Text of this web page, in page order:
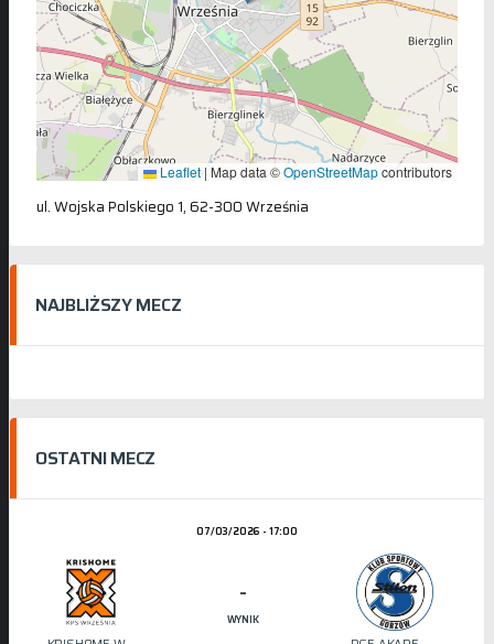
Leaflet | Map data ©OpenStreetMapcontributors
ul. Wojska Polskiego 1, 62-300 Września
NAJBLIŻSZY MECZ
OSTATNI MECZ
07/03/2026 - 17:00
-
WYNIK